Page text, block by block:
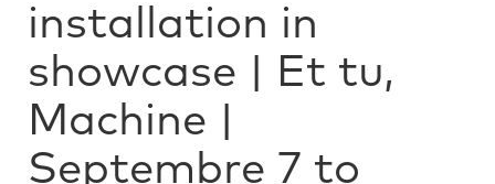
installation in
showcase | Et tu,
Machine |
Septembre 7 to